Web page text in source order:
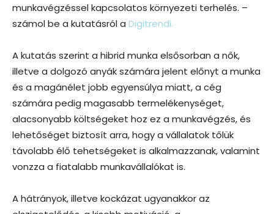
munkavégzéssel kapcsolatos környezeti terhelés. –
számol be a kutatásról a Digitrendi.
A kutatás szerint a hibrid munka elsősorban a nők,
illetve a dolgozó anyák számára jelent előnyt a munka
és a magánélet jobb egyensúlya miatt, a cég
számára pedig magasabb termelékenységet,
alacsonyabb költségeket hoz ez a munkavégzés, és
lehetőséget biztosít arra, hogy a vállalatok tőlük
távolabb élő tehetségeket is alkalmazzanak, valamint
vonzza a fiatalabb munkavállalókat is.
A hátrányok, illetve kockázat ugyanakkor az